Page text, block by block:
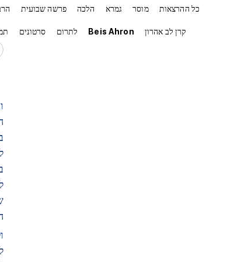
פרשה שבועית הלכה גמרא מוסר כל ההרצאות
סרטונים לתרום Beis Ahron קרן לב אהרון